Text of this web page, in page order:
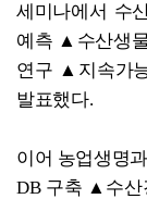
세미나에서 수
예측 ▲수산생
연구 ▲지속가
발표했다.
이어 농업생명
DB 구축 ▲수산